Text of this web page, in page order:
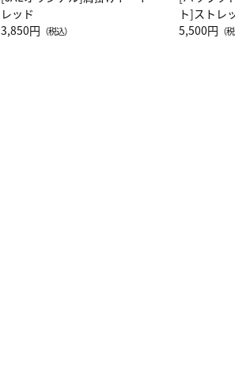
レッド
3,850円 （税込）
ト]ストレ
ーネック
5,500円 （